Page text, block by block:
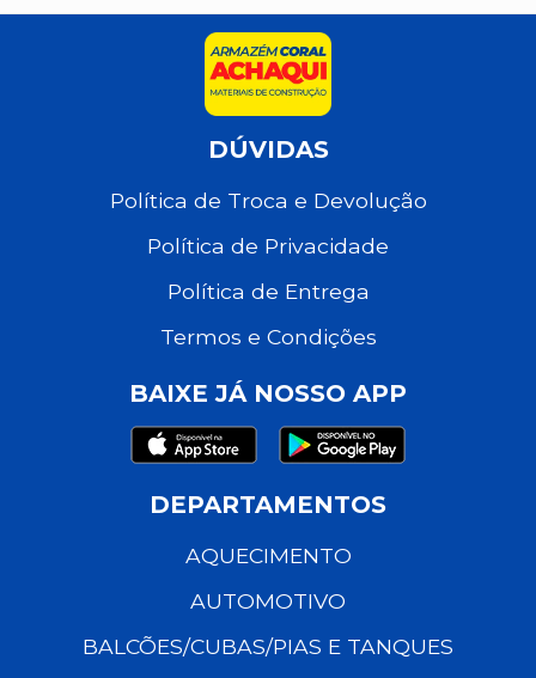
DÚVIDAS
Política de Troca e Devolução
Política de Privacidade
Política de Entrega
Termos e Condições
BAIXE JÁ NOSSO APP
DEPARTAMENTOS
AQUECIMENTO
AUTOMOTIVO
BALCÕES/CUBAS/PIAS E TANQUES